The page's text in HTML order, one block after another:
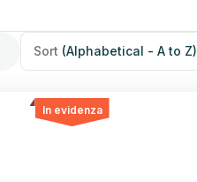
Sort (Alphabetical - A to Z)
In evidenza